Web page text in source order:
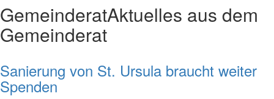
GemeinderatAktuelles aus dem
Gemeinderat
Sanierung von St. Ursula braucht weiter
Spenden